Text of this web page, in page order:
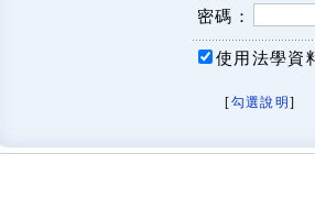
密碼：
使用法學資
[勾選說明 ]